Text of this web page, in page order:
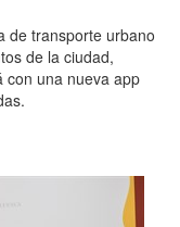
de transporte urbano
de la ciudad,
con una nueva app